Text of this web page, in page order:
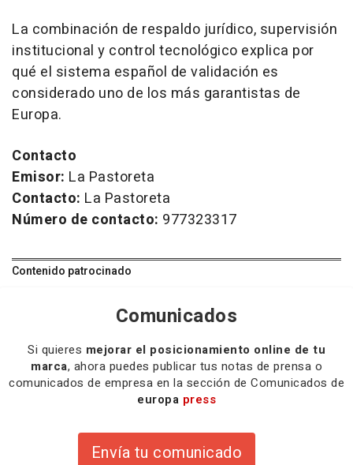
La combinación de respaldo jurídico, supervisión
institucional y control tecnológico explica por
qué el sistema español de validación es
considerado uno de los más garantistas de
Europa.
Contacto
Emisor: La Pastoreta
Contacto: La Pastoreta
Número de contacto: 977323317
Contenido patrocinado
Comunicados
Si quieres mejorar el posicionamiento online de tu
marca, ahora puedes publicar tus notas de prensa o
comunicados de empresa en la sección de Comunicados de
europa press
Envía tu comunicado